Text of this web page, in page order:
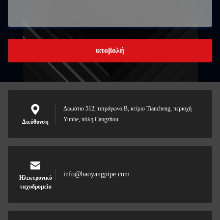
υποβολή
Διεύθυνση
Δωμάτιο 512, τετράγωνο Β, κτίριο Tiancheng, περιοχή
Yunhe, πόλη Cangzhou
Ηλεκτρονικό
ταχυδρομείο
info@baoyangpipe.com